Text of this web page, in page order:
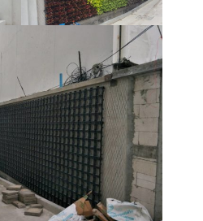
ละกิจกรรม
ดต่อเรา
รการจ่ายเงิน
product
our tomorrow